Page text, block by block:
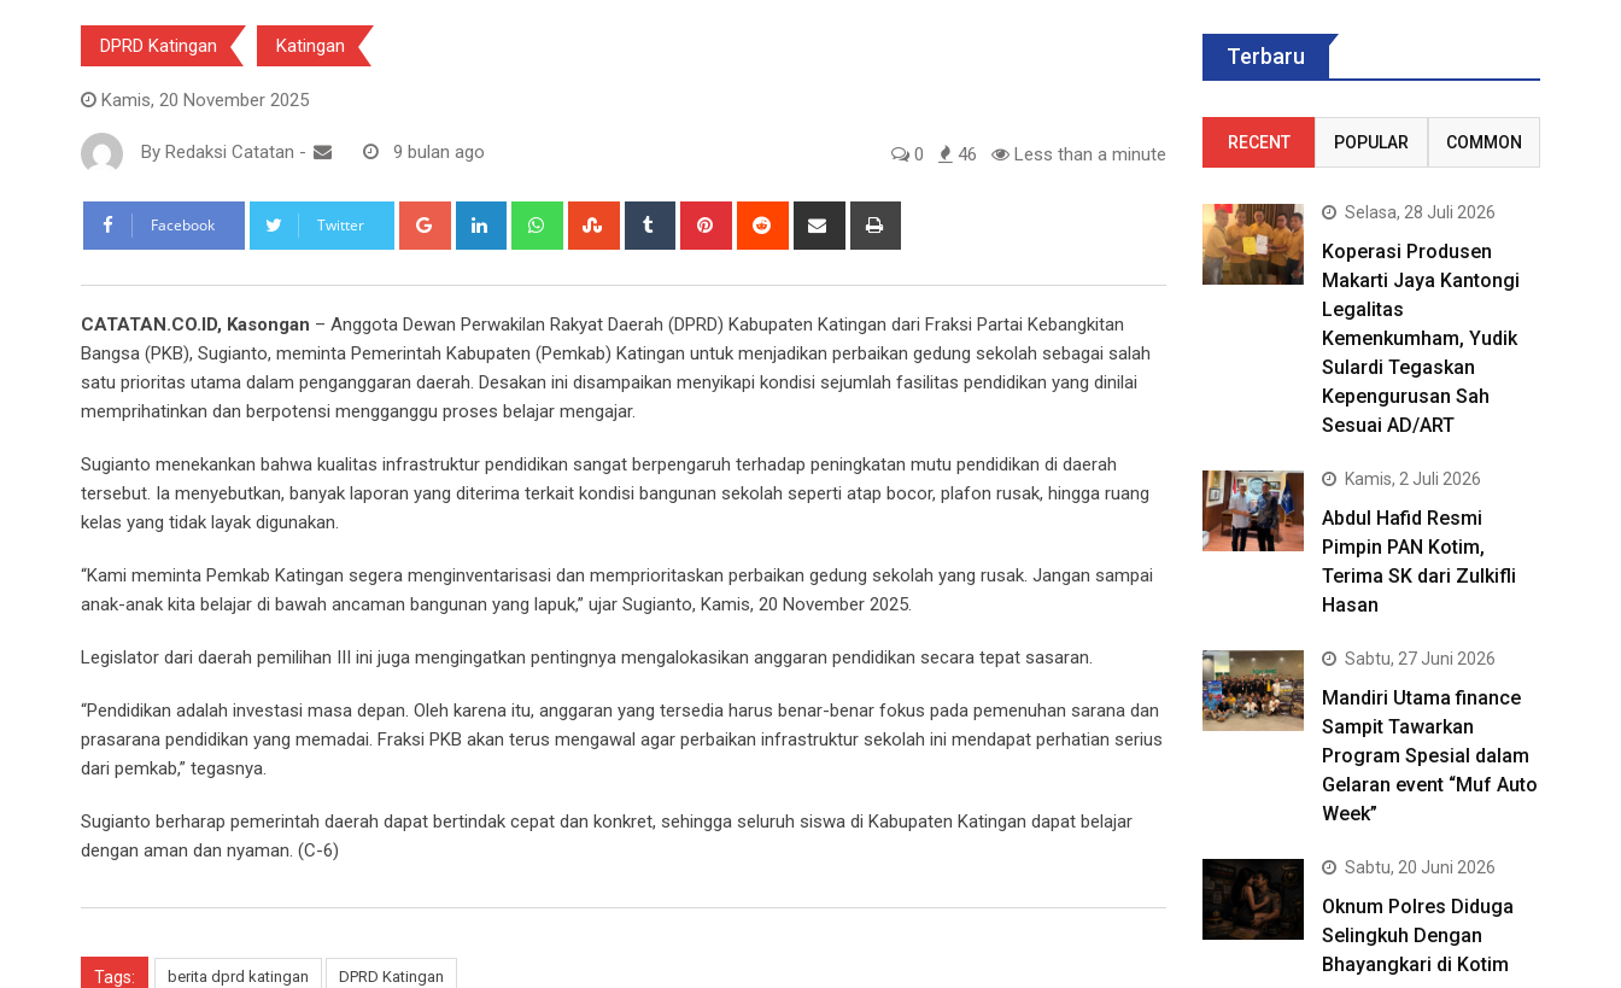
DPRD Katingan Katingan
Kamis, 20 November 2025
By Redaksi Catatan - 9 bulan ago 0 46 Less than a minute
Facebook Twitter Google+ LinkedIn WhatsappStumbleUpon
Tumblr Pinterest Reddit
Share
CATATAN.CO.ID, Kasongan – Anggota Dewan Perwakilan Rakyat Daerah (DPRD) Kabupaten Katingan dari Fraksi Partai Kebangkitan
Bangsa (PKB), Sugianto, meminta Pemerintah Kabupaten (Pemkab) Katingan untuk menjadikan perbaikan gedung sekolah sebagai salah
satu prioritas utama dalam penganggaran daerah. Desakan ini disampaikan menyikapi kondisi sejumlah fasilitas pendidikan yang dinilai
memprihatinkan dan berpotensi mengganggu proses belajar mengajar.
Sugianto menekankan bahwa kualitas infrastruktur pendidikan sangat berpengaruh terhadap peningkatan mutu pendidikan di daerah
tersebut. Ia menyebutkan, banyak laporan yang diterima terkait kondisi bangunan sekolah seperti atap bocor, plafon rusak, hingga ruang
kelas yang tidak layak digunakan.
“Kami meminta Pemkab Katingan segera menginventarisasi dan memprioritaskan perbaikan gedung sekolah yang rusak. Jangan sampai
anak-anak kita belajar di bawah ancaman bangunan yang lapuk,” ujar Sugianto, Kamis, 20 November 2025.
Legislator dari daerah pemilihan III ini juga mengingatkan pentingnya mengalokasikan anggaran pendidikan secara tepat sasaran.
“Pendidikan adalah investasi masa depan. Oleh karena itu, anggaran yang tersedia harus benar-benar fokus pada pemenuhan sarana dan
prasarana pendidikan yang memadai. Fraksi PKB akan terus mengawal agar perbaikan infrastruktur sekolah ini mendapat perhatian serius
dari pemkab,” tegasnya.
Sugianto berharap pemerintah daerah dapat bertindak cepat dan konkret, sehingga seluruh siswa di Kabupaten Katingan dapat belajar
dengan aman dan nyaman. (C-6)
Tags: berita dprd katingan DPRD Katingan
Terbaru
RECENT POPULAR COMMON
Selasa, 28 Juli 2026
Koperasi Produsen
Makarti Jaya Kantongi
Legalitas
Kemenkumham, Yudik
Sulardi Tegaskan
Kepengurusan Sah
Sesuai AD/ART
Kamis, 2 Juli 2026
Abdul Hafid Resmi
Pimpin PAN Kotim,
Terima SK dari Zulkifli
Hasan
Sabtu, 27 Juni 2026
Mandiri Utama finance
Sampit Tawarkan
Program Spesial dalam
Gelaran event “Muf Auto
Week”
Sabtu, 20 Juni 2026
Oknum Polres Diduga
Selingkuh Dengan
Bhayangkari di Kotim